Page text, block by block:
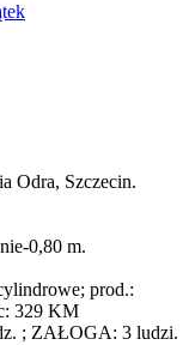
Odra, Szczecin.
0,80 m.
prod.:
329 KM
; ZAŁOGA: 3 ludzi.